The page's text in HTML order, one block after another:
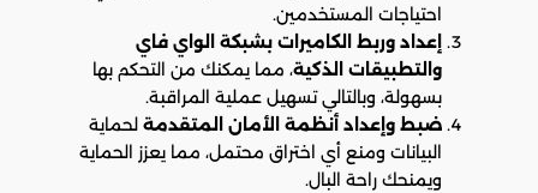
احتياجات المستخدمين.
إعداد وربط الكاميرات بشبكة الواي فاي
والتطبيقات الذكية، مما يمكنك من التحكم بها
بسهولة، وبالتالي تسهيل عملية المراقبة.
ضبط وإعداد أنظمة الأمان المتقدمة لحماية
البيانات ومنع أي اختراق محتمل، مما يعزز الحماية
ويمنحك راحة البال.